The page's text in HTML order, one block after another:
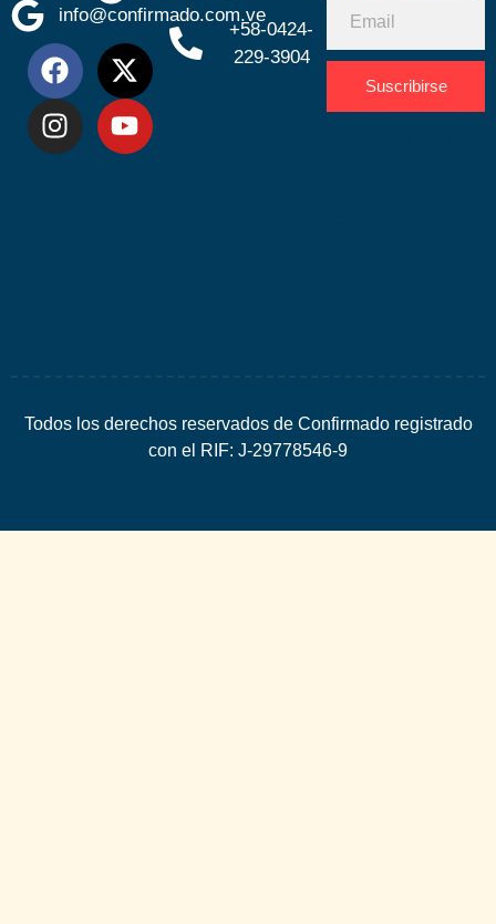
info@confirmado.com.ve
+58-0424-
229-3904
Suscribirse
Todos los derechos reservados de Confirmado registrado
con el RIF: J-29778546-9